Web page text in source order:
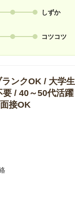
しずか
コツコツ
ンクOK / 大学生
/ 40～50代活躍
接OK